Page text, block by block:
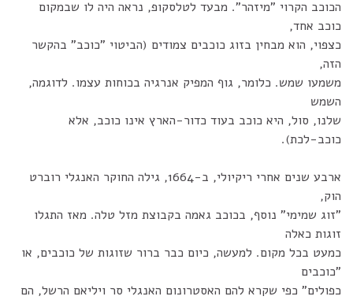
הכוכב הקרוי "מיזהר". מבעד לטלסקופ, נראה היה לו שבמקום
כוכב אחד,
כצפוי, הוא מבחין בזוג כוכבים צמודים (הביטוי "כוכב" בהקשר
הזה,
משמעו שמש. כלומר, גוף המפיק אנרגיה בכוחות עצמו. לדוגמה,
השמש
שלנו, סול, היא כוכב בעוד כדור-הארץ אינו כוכב, אלא
כוכב-לכת).
ארבע שנים אחרי ריקיולי, ב-1664, גילה החוקר האנגלי רוברט
הוק,
"זוג שמימי" נוסף, בכוכב גאמה בקבוצת מזל טלה. מאז התגלו
זוגות כאלה
כמעט בכל מקום. למעשה, כיום כבר ברור שזוגות של כוכבים, או
"כוכבים
כפולים" כפי שקרא להם האסטרונום האנגלי סר ויליאם הרשל, הם